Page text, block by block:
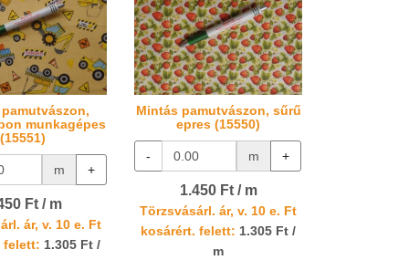
munkagépes
(15551)
m +
Ft / m
ár, v. 10 e. Ft
felett: 1.305 Ft /
Mintás pamutvászon, sűrű
epres (15550)
- m +
1.450 Ft / m
Törzsvásárl. ár, v. 10 e. Ft
kosárért. felett: 1.305 Ft /
m